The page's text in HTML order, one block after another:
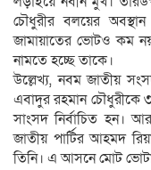
চৌধুরীর বলয়ের
জামায়াতের ভোটও কম
নামতে হচ্ছে তাকে।
উল্লেখ্য, নবম জাতীয়
এবাদুর রহমান চৌধুরীকে
সাংসদ নির্বাচিত হন।
জাতীয় পার্টির আহমদ
তিনি। এ আসনে মোট